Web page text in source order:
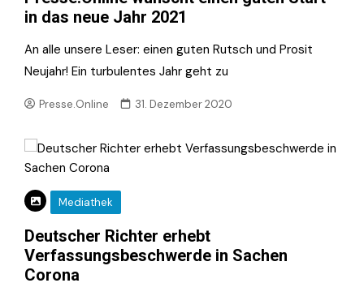
in das neue Jahr 2021
An alle unsere Leser: einen guten Rutsch und Prosit
Neujahr! Ein turbulentes Jahr geht zu
Presse.Online 31. Dezember 2020
Mediathek
Deutscher Richter erhebt
Verfassungsbeschwerde in Sachen
Corona